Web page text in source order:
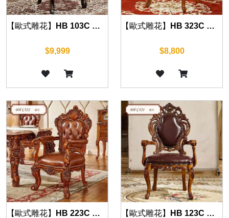
【歐式雕花】HB 103C 餐椅(沉穩黑)
$9,999
【歐式雕花】HB 323C 餐椅(復古棕)
$8,800
【歐式雕花】HB 223C 餐椅(復古棕) 【歐式雕花】HB 123C 餐椅(復古棕)